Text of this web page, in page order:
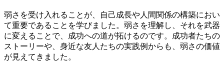
弱さを受け入れることが、自己成長や人間関係の構築におい
て重要であることを学びました。弱さを理解し、それを武器
に変えることで、成功への道が拓けるのです。成功者たちの
ストーリーや、身近な友人たちの実践例からも、弱さの価値
が見えてきました。